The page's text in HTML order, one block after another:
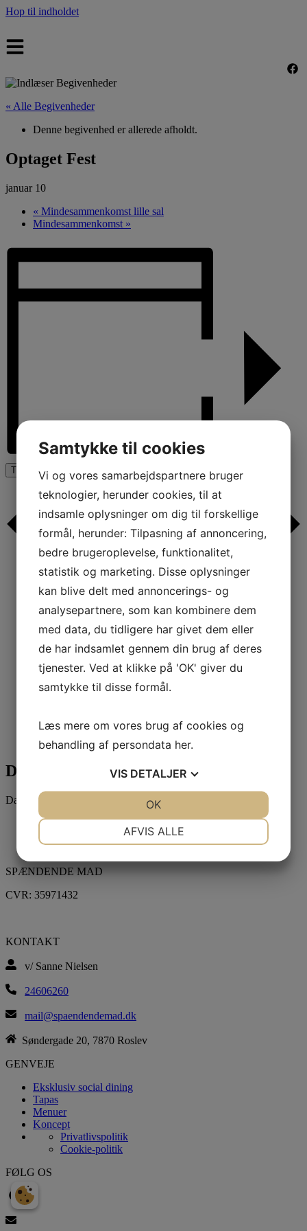
Hop til indholdet
« Alle Begivenheder
Denne begivenhed er allerede afholdt.
Optaget Fest
januar 10
« Mindesammenkomst lille sal
Mindesammenkomst »
Tilføj til kalender
Outlook 365
Outlook Live
Detaljer
Dato:
januar 10
Mindesammenkomst lille sal
Mindesammenkomst»
SPÆNDENDE MAD
CVR: 35971432
KONTAKT
v/ Sanne Nielsen
24606260
mail@spaendendemad.dk
Søndergade 20, 7870 Roslev
GENVEJE
Eksklusiv social dining
Tapas
Menuer
Koncept
Privatlivspolitik
Cookie-politik
FØLG OS
Samtykke til cookies
Vi og vores samarbejdspartnere bruger
teknologier, herunder cookies, til at
indsamle oplysninger om dig til forskellige
formål, herunder: Tilpasning af annoncering,
bedre brugeroplevelse, funktionalitet,
statistik og marketing. Disse oplysninger
kan blive delt med annoncerings- og
analysepartnere, som kan kombinere dem
med data, du tidligere har givet dem eller
de har indsamlet gennem din brug af deres
tjenester. Ved at klikke på 'OK' giver du
samtykke til disse formål.
Læs mere om vores brug af cookies og
behandling af persondata her.
VIS DETALJER
MARKETING
AFVIS ALLE
OK